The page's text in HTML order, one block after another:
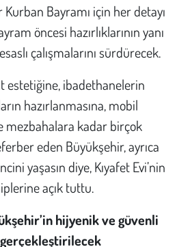
Bayramı için her detayı
öncesi hazırlıklarının yanı
çalışmalarını sürdürecek.
estetiğine, ibadethanelerin
hazırlanmasına, mobil
mezbahalara kadar birçok
eden Büyükşehir, ayrıca
yaşasın diye, Kıyafet Evi’nin
açık tuttu.
hijyenik ve güvenli